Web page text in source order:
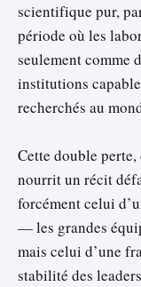
scientifique pur,
période où les
seulement comme
institutions
recherchés au
Cette double
nourrit un récit
forcément celui
— les grandes
mais celui d’une
stabilité des